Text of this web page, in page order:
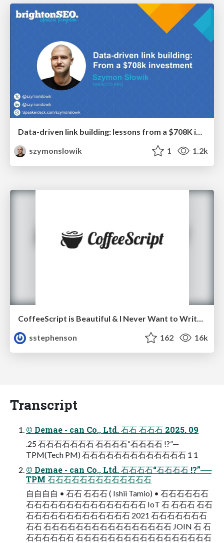
Data-driven link building: lessons from a $708K investment (BrightonSEO talk)
szymonslowik
1 1.2k
sstephenson
162 16k
Transcript
© Demae - can Co., Ltd. 石石 石石石 2025. 09
.25 石石石石石石石 石石石石“石石石石 !?”─
TPM(Tech PM) 石石石石石石石石石石石石石 1 1
© Demae - can Co., Ltd. 石石石石“石石石石 !?”──
TPM 石石石石石石石石石石石石石
自自自自 • 石石 石石石 ( Ishii Tamio) • 石石石石石石
石石石石石石石石石石石石石石石 IoT 石 石石石 石石
石石石石石石石石石石石石石 2021 石石石石石石石
石石 石石石石石石石石石石石石石石石石 JOIN 石 石
石石石石石石 石石石石石石石石石石石石石石石石石